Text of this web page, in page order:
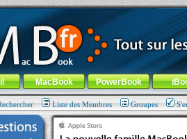
100% nomade !
au menu général-Aller au menu de
MacBook PowerBook
Liste des Membres Groupes